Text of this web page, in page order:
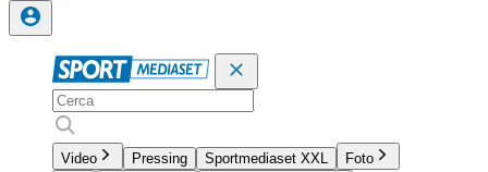
Video Pressing Sportmediaset XXL
Foto